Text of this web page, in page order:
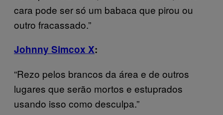
cara pode ser só um babaca que pirou ou
outro fracassado.”
Johnny Simcox X:
“Rezo pelos brancos da área e de outros
lugares que serão mortos e estuprados
usando isso como desculpa.”